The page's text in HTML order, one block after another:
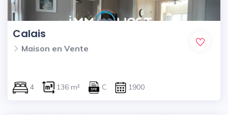
Calais
Maison en Vente
4 136 m² C 1900